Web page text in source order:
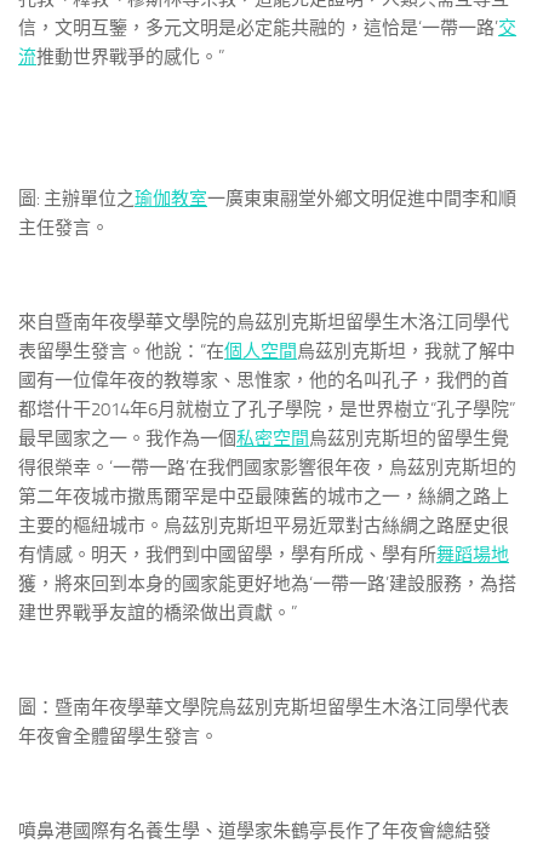
信，文明互鑒，多元文明是必定能共融的，這恰是‘一帶一路’交
流推動世界戰爭的感化。”
圖: 主辦單位之瑜伽教室一廣東東翮堂外鄉文明促進中間李和順
主任發言。
來自暨南年夜學華文學院的烏茲別克斯坦留學生木洛江同學代
表留學生發言。他說：“在個人空間烏茲別克斯坦，我就了解中
國有一位偉年夜的教導家、思惟家，他的名叫孔子，我們的首
都塔什干2014年6月就樹立了孔子學院，是世界樹立“孔子學院”
最早國家之一。我作為一個私密空間烏茲別克斯坦的留學生覺
得很榮幸。‘一帶一路’在我們國家影響很年夜，烏茲別克斯坦的
第二年夜城市撒馬爾罕是中亞最陳舊的城市之一，絲綢之路上
主要的樞紐城市。烏茲別克斯坦平易近眾對古絲綢之路歷史很
有情感。明天，我們到中國留學，學有所成、學有所舞蹈場地
獲，將來回到本身的國家能更好地為‘一帶一路’建設服務，為搭
建世界戰爭友誼的橋梁做出貢獻。”
圖：暨南年夜學華文學院烏茲別克斯坦留學生木洛江同學代表
年夜會全體留學生發言。
噴鼻港國際有名養生學、道學家朱鶴亭長作了年夜會總結發